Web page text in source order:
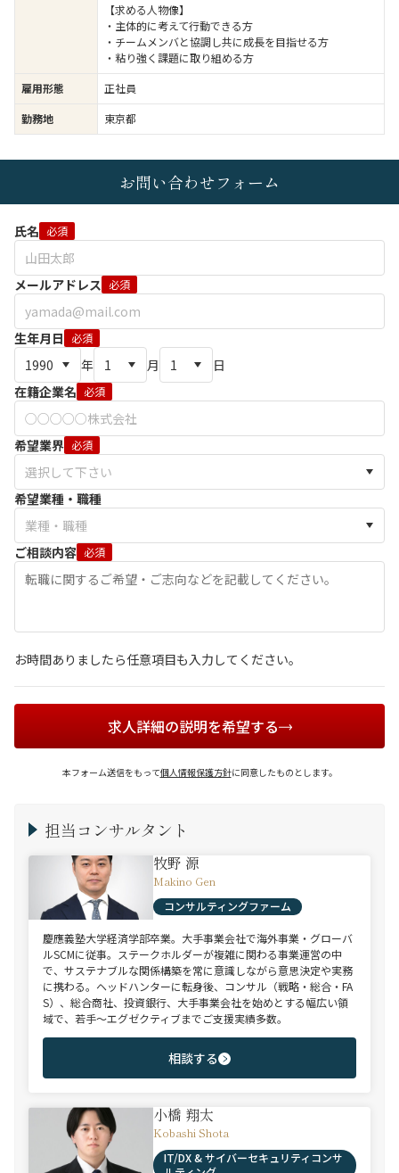
【求める人物像】
・主体的に考えて行動できる方
・チームメンバと協調し共に成長を目指せる方
・粘り強く課題に取り組める方
雇用形態
正社員
勤務地
東京都
お問い合わせフォーム
氏名 必須
メールアドレス 必須
生年月日 必須
年 月
日
在籍企業名 必須
希望業界 必須
希望業種・職種
ご相談内容 必須
お時間ありましたら任意項目も入力してください。
求人詳細の説明を希望する
本フォーム送信をもって個人情報保護方針に同意したものとします。
担当コンサルタント
牧野 源
Makino Gen
コンサルティングファーム
慶應義塾大学経済学部卒業。大手事業会社で海外事業・グローバ
ルSCMに従事。ステークホルダーが複雑に関わる事業運営の中
で、サステナブルな関係構築を常に意識しながら意思決定や実務
に携わる。ヘッドハンターに転身後、コンサル（戦略・総合・FA
S）、総合商社、投資銀行、大手事業会社を始めとする幅広い領
域で、若手～エグゼクティブまでご支援実績多数。
相談する
小橋 翔太
Kobashi Shota
IT/DX & サイバーセキュリティコンサ